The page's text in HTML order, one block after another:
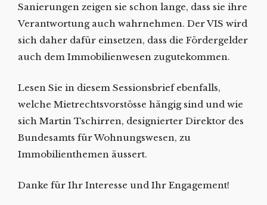
Sanierungen zeigen sie schon lange, dass sie ihre
Verantwortung auch wahrnehmen. Der VIS wird
sich daher dafür einsetzen, dass die Fördergelder
auch dem Immobilienwesen zugutekommen.
Lesen Sie in diesem Sessionsbrief ebenfalls,
welche Mietrechtsvorstösse hängig sind und wie
sich Martin Tschirren, designierter Direktor des
Bundesamts für Wohnungswesen, zu
Immobilienthemen äussert.
Danke für Ihr Interesse und Ihr Engagement!